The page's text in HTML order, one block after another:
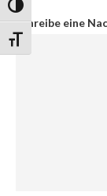
Umschalten auf
Schrift vergrößern
Schreibe eine